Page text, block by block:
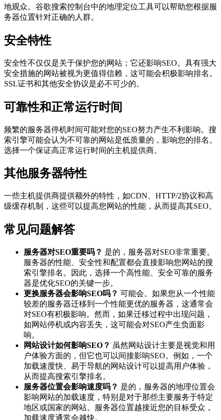
地观众。谷歌搜索控制台中的地理定位工具可以帮助您根据服
务器位置针对正确的人群。
安全特性
安全性不仅仅是关于保护您的网站；它还影响SEO。具有强大
安全措施的网站被视为更值得信赖，这可能会积极影响排名。
SSL证书和其他安全协议是必不可少的。
可靠性和正常运行时间
频繁的服务器停机时间可能对您的SEO努力产生不利影响。搜
索引擎可能会认为不可靠的网站是低质量的，影响您的排名。
选择一个保证高正常运行时间的主机提供商。
其他服务器特性
一些主机提供商提供额外的特性，如CDN、HTTP/2协议和高
级缓存机制，这些可以提高您网站的性能，从而提高其SEO。
常见问题解答
服务器对SEO重要吗？ 是的，服务器对SEO非常重要。
服务器的性能、安全性和配置都会直接影响您网站的搜
索引擎排名。因此，选择一个高性能、安全可靠的服务
器是优化SEO的关键一步。
更换服务器会影响SEO吗？ 可能会。如果您从一个性能
较差的服务器迁移到一个性能更优的服务器，这通常会
对SEO有积极影响。然而，如果迁移过程中出现问题，
如网站停机或内容丢失，这可能会对SEO产生负面影
响。
网站设计如何影响SEO？ 虽然网站设计主要是视觉和用
户体验方面的，但它也可以间接影响SEO。例如，一个
加载速度快、易于导航的网站设计可以提高用户体验，
从而提高搜索引擎排名。
服务器位置会影响速度吗？ 是的，服务器的地理位置会
影响网站的加载速度，特别是对于那些主要服务于特定
地区或国家的网站。服务器位置越接近您的目标受众，
加载速度通常会越快。